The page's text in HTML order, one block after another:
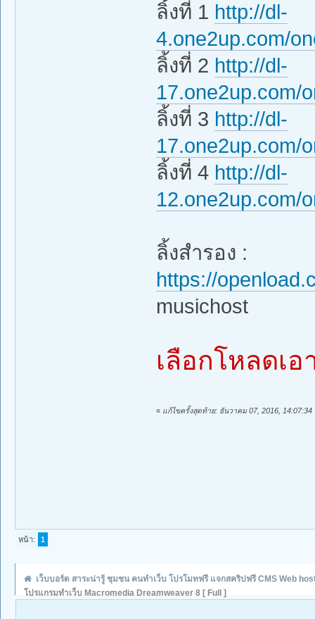
ลิ้งที่ 1 http://dl-
4.one2up.com/
ลิ้งที่ 2 http://dl-
17.one2up.com/
ลิ้งที่ 3 http://dl-
17.one2up.com/
ลิ้งที่ 4 http://dl-
12.one2up.com/
ลิ้งสำรอง :
https://
musichost
เลือกโหลดเอ
« แก้ไขครั้งสุดท้าย: ธันวาคม 07, 2016, 14:07:34
หน้า: 1
เว็บบอร์ด สาระน่ารู้ ชุมชน คนทำเว็บ โปรโมทฟรี แจกสคริปฟรี CMS Web
โปรแกรมทำเว็บ Macromedia Dreamweaver 8 [ Full ]